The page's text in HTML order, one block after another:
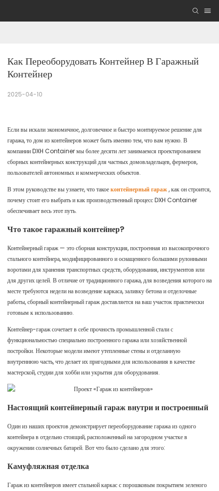
Как Переоборудовать Контейнер В Гаражный
Контейнер
2025-04-10
Если вы искали экономичное, долговечное и быстро монтируемое решение для
гаража, то дом из контейнеров может быть именно тем, что вам нужно. В
компании DXH Container мы более десяти лет занимаемся проектированием
сборных контейнерных конструкций для частных домовладельцев, фермеров,
пользователей автономных и коммерческих объектов.
В этом руководстве вы узнаете, что такоеконтейнерный гараж, как он строится,
почему стоит его выбрать и как производственный процесс DXH Container
обеспечивает весь этот путь.
Что такое гаражный контейнер?
Контейнерный гараж — это сборная конструкция, построенная из высокопрочного
стального контейнера, модифицированного и оснащенного большими рулонными
воротами для хранения транспортных средств, оборудования, инструментов или
для других целей. В отличие от традиционного гаража, для возведения которого на
месте требуются недели на возведение каркаса, заливку бетона и отделочные
работы, сборный контейнерный гараж доставляется на ваш участок практически
готовым к использованию.
Контейнер-гараж сочетает в себе прочность промышленной стали с
функциональностью специально построенного гаража или хозяйственной
постройки. Некоторые модели имеют утепленные стены и отделанную
внутреннюю часть, что делает их пригодными для использования в качестве
мастерской, студии для хобби или укрытия для оборудования.
Настоящий контейнерный гараж внутри и построенный
Один из наших проектов демонстрирует переоборудование гаража из одного
контейнера в отдельно стоящий, расположенный на загородном участке в
окружении солнечных батарей. Вот что было сделано для этого:
Камуфляжная отделка
Гараж из контейнеров имеет стальной каркас с порошковым покрытием зеленого